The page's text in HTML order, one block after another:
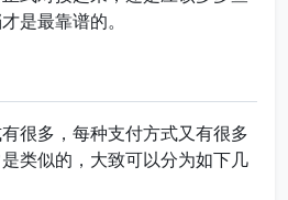
是最靠谱的。
很多，每种支付方式又有很多
类似的，大致可以分为如下几